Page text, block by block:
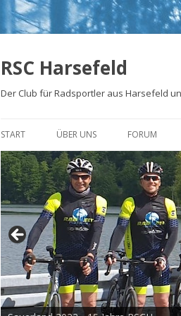
RSC Harsefeld
Der Club für Radsportler aus Harsefeld
START ÜBER UNS
ÜBER UNS
UNSERE STRECKEN
FOTOALBEN
PRESSE
TRIKOTS
IMPRESSUM
FORUM